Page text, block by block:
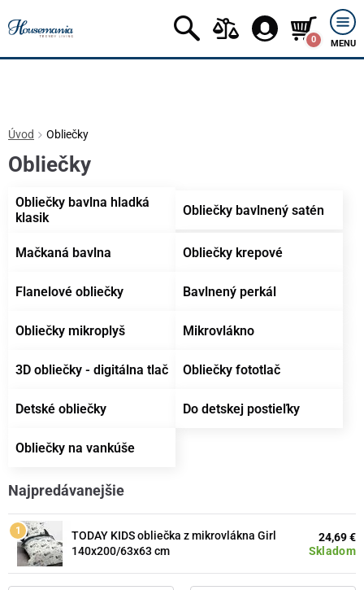
0 MENU
Úvod Obliečky
Obliečky
Obliečky bavlna hladká
klasik
Obliečky bavlnený satén
Mačkaná bavlna Obliečky krepové
Flanelové obliečky Bavlnený perkál
Obliečky mikroplyš Mikrovlákno
3D obliečky - digitálna tlač Obliečky fototlač
Detské obliečky Do detskej postieľky
Obliečky na vankúše
Najpredávanejšie
TODAY KIDS obliečka z mikrovlákna Girl
140x200/63x63 cm
Skladom
24,69 €